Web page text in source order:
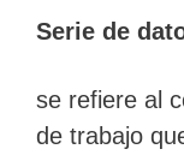
Serie de
se refiere al
de trabajo